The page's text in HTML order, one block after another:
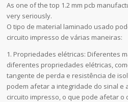
As one of the top 1.2 mm pcb
very seriously.
O tipo de material laminado usado
circuito impresso de várias maneiras:
1. Propriedades elétricas: Diferentes
diferentes propriedades elétricas,
tangente de perda e resistência de
podem afetar a integridade do sinal e
circuito impresso, o que pode afetar o